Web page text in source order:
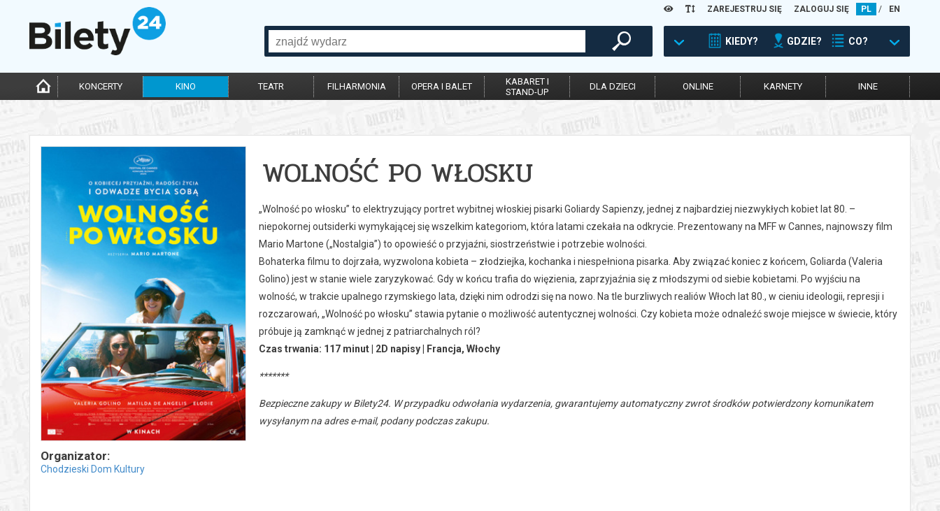
ZAREJESTRUJ SIĘ ZALOGUJ SIĘ PL / EN
KIEDY? GDZIE? CO?
KONCERTY KINO TEATR FILHARMONIA OPERA I BALET
KABARET I
STAND-UP
DLA DZIECI ONLINE KARNETY INNE
Organizator:
Chodzieski Dom Kultury
WOLNOŚĆ PO WŁOSKU
„Wolność po włosku” to elektryzujący portret wybitnej włoskiej pisarki Goliardy Sapienzy, jednej z najbardziej niezwykłych kobiet lat 80. –
niepokornej outsiderki wymykającej się wszelkim kategoriom, która latami czekała na odkrycie. Prezentowany na MFF w Cannes, najnowszy film
Mario Martone („Nostalgia”) to opowieść o przyjaźni, siostrzeństwie i potrzebie wolności.
Bohaterka filmu to dojrzała, wyzwolona kobieta – złodziejka, kochanka i niespełniona pisarka. Aby związać koniec z końcem, Goliarda (Valeria
Golino) jest w stanie wiele zaryzykować. Gdy w końcu trafia do więzienia, zaprzyjaźnia się z młodszymi od siebie kobietami. Po wyjściu na
wolność, w trakcie upalnego rzymskiego lata, dzięki nim odrodzi się na nowo. Na tle burzliwych realiów Włoch lat 80., w cieniu ideologii, represji i
rozczarowań, „Wolność po włosku” stawia pytanie o możliwość autentycznej wolności. Czy kobieta może odnaleźć swoje miejsce w świecie, który
próbuje ją zamknąć w jednej z patriarchalnych ról?
Czas trwania: 117 minut | 2D napisy | Francja, Włochy
*******
Bezpieczne zakupy w Bilety24. W przypadku odwołania wydarzenia, gwarantujemy automatyczny zwrot środków potwierdzony komunikatem
wysyłanym na adres e-mail, podany podczas zakupu.